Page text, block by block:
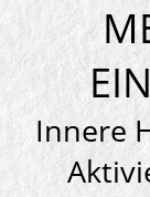
Innere